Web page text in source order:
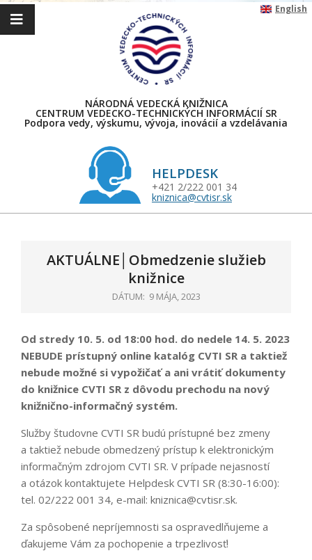
Skip
English
NÁRODNÁ VEDECKÁ KNIŽNICA
CENTRUM VEDECKO-TECHNICKÝCH INFORMÁCIÍ SR
Podpora vedy, výskumu, vývoja, inovácií a vzdelávania
HELPDESK
+421 2/222 001 34
kniznica@cvtisr.sk
AKTUÁLNE│Obmedzenie služieb
knižnice
DÁTUM: 9 MÁJA, 2023
Od stredy 10. 5. od 18:00 hod. do nedele 14. 5. 2023
NEBUDE prístupný online katalóg CVTI SR a taktiež
nebude možné si vypožičať a ani vrátiť dokumenty
do knižnice CVTI SR z dôvodu prechodu na nový
knižnično-informačný systém.
Služby študovne CVTI SR budú prístupné bez zmeny
a taktiež nebude obmedzený prístup k elektronickým
informačným zdrojom CVTI SR. V prípade nejasností
a otázok kontaktujete Helpdesk CVTI SR (8:30-16:00):
tel. 02/222 001 34, e-mail: kniznica@cvtisr.sk.
Za spôsobené nepríjemnosti sa ospravedlňujeme a
ďakujeme Vám za pochopenie a trpezlivosť!